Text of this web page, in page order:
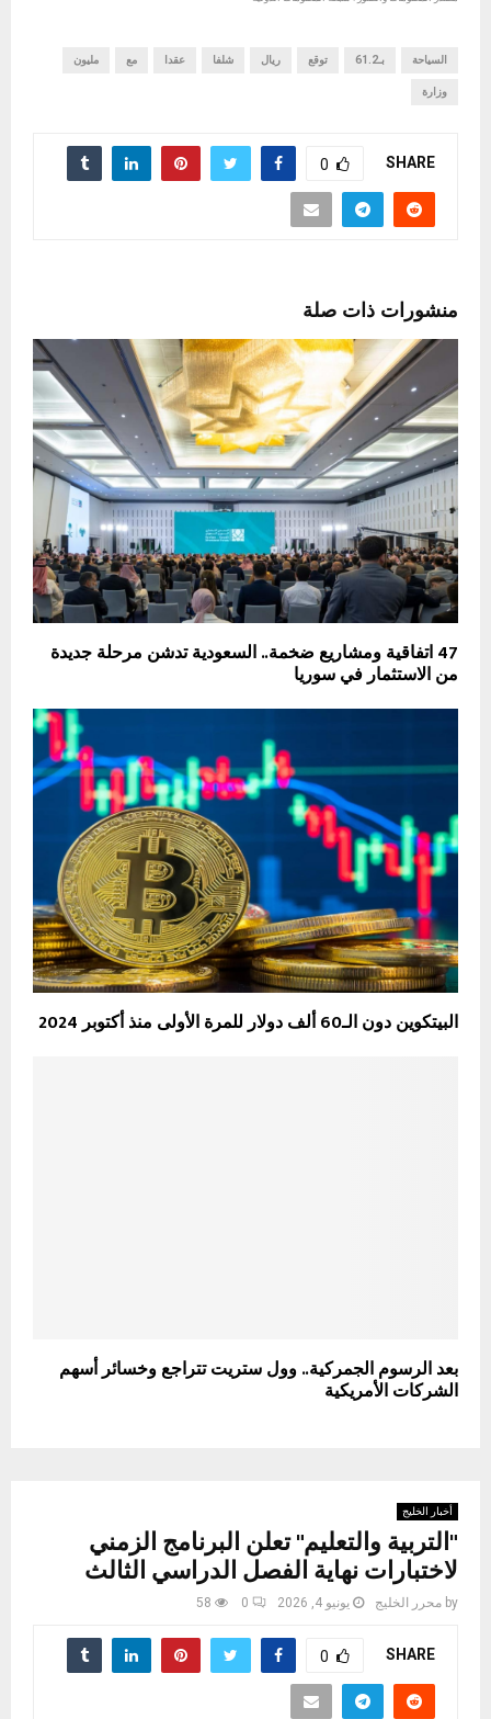
السياحة بـ61.2 توقع ريال شلفا عقدا مع مليون
وزارة
SHARE
0
منشورات ذات صلة
47 اتفاقية ومشاريع ضخمة.. السعودية تدشن مرحلة جديدة
من الاستثمار في سوريا
البيتكوين دون الـ60 ألف دولار للمرة الأولى منذ أكتوبر 2024
بعد الرسوم الجمركية.. وول ستريت تتراجع وخسائر أسهم
الشركات الأمريكية
أخبار الخليج
"التربية والتعليم" تعلن البرنامج الزمني
لاختبارات نهاية الفصل الدراسي الثالث
by محرر الخليج يونيو 4, 2026 0
58
SHARE
0